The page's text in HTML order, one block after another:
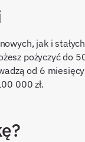
jak i
pożyczyć do
od 6
000 zł.